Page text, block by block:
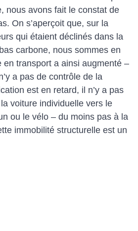
nous avons fait le constat de
On s’aperçoit que, sur la
qui étaient déclinés dans la
carbone, nous sommes en
en transport a ainsi augmenté –
a pas de contrôle de la
est en retard, il n’y a pas
voiture individuelle vers le
ou le vélo – du moins pas à la
immobilité structurelle est un